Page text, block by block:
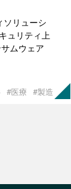
ソリューシ
ュリティ上
ムウェア
#医療 #製造